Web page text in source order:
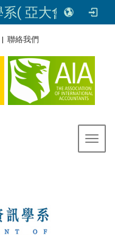
亞洲大學會計與資訊學系( 亞大會資系官網) | Asia University, Taiwan
| 聯絡我們